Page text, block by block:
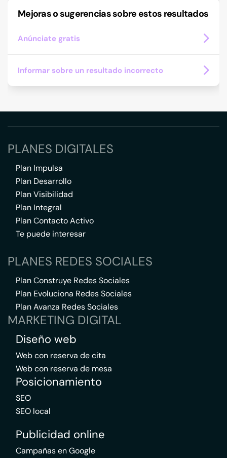
Mejoras o sugerencias sobre estos resultados
Anúnciate gratis
Informar sobre un resultado incorrecto
PLANES DIGITALES
Plan Impulsa
Plan Desarrollo
Plan Visibilidad
Plan Integral
Plan Contacto Activo
Te puede interesar
PLANES REDES SOCIALES
Plan Construye Redes Sociales
Plan Evoluciona Redes Sociales
Plan Avanza Redes Sociales
MARKETING DIGITAL
Diseño web
Web con reserva de cita
Web con reserva de mesa
Posicionamiento
SEO
SEO local
Publicidad online
Campañas en Google